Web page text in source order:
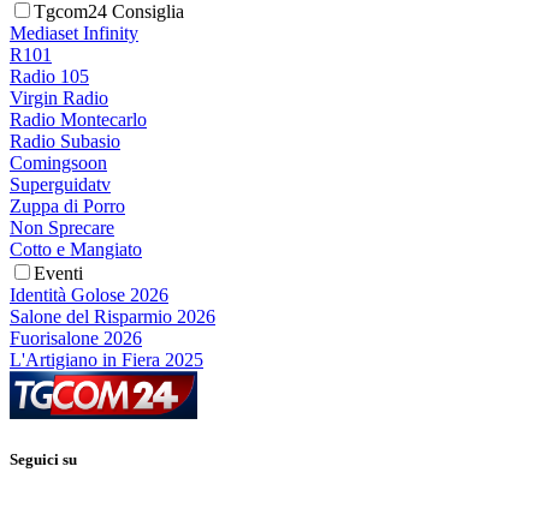
Tgcom24 Consiglia
Mediaset Infinity
R101
Radio 105
Virgin Radio
Radio Montecarlo
Radio Subasio
Comingsoon
Superguidatv
Zuppa di Porro
Non Sprecare
Cotto e Mangiato
Eventi
Identità Golose 2026
Salone del Risparmio 2026
Fuorisalone 2026
L'Artigiano in Fiera 2025
Seguici su